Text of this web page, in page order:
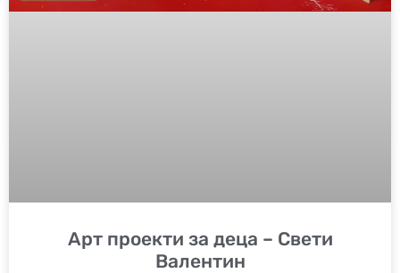
Арт проекти за деца – Свети
Валентин